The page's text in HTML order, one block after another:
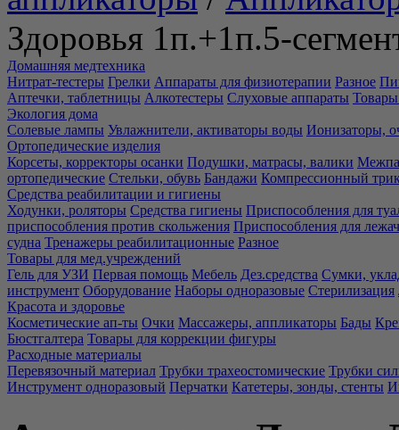
Здоровья 1п.+1п.5-
Домашняя медтехника
Нитрат-тестеры Грелки Аппараты для физиотерапии Разное
Аптечки, таблетницы Алкотестеры Слуховые аппараты Товары
Экология дома
Солевые лампы Увлажнители, активаторы воды Ионизаторы,
Ортопедические изделия
Корсеты, корректоры осанки Подушки, матрасы, валики
ортопедические Стельки, обувь Бандажи Компрессионный
Средства реабилитации и гигиены
Ходунки, роляторы Средства гигиены Приспособления для
приспособления против скольжения Приспособления для
судна Тренажеры реабилитационные Разное
Товары для мед.учреждений
Гель для УЗИ Первая помощь Мебель Дез.средства Сумки,
инструмент Оборудование Наборы одноразовые Стерилизация
Красота и здоровье
Косметические ап-ты Очки Массажеры, аппликаторы Бады
Бюстгалтера Товары для коррекции фигуры
Расходные материалы
Перевязочный материал Трубки трахеостомические Трубки
Инструмент одноразовый Перчатки Катетеры, зонды, стенты